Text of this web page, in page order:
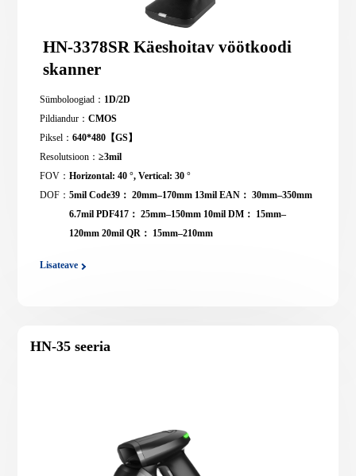
HN-3378SR Käeshoitav vöötkoodi
skanner
Sümboloogiad： 1D/2D
Pildiandur：CMOS
Piksel：640*480【GS】
Resolutsioon：≥3mil
FOV：Horizontal: 40 °, Vertical: 30 °
DOF：5mil Code39： 20mm–170mm 13mil EAN： 30mm–350mm
6.7mil PDF417： 25mm–150mm 10mil DM： 15mm–
120mm 20mil QR： 15mm–210mm
Lisateave
HN-35 seeria